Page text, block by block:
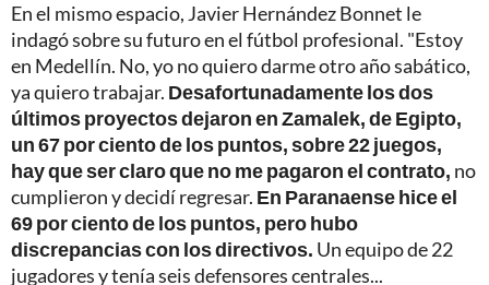
En el mismo espacio, Javier Hernández Bonnet le
indagó sobre su futuro en el fútbol profesional. "Estoy
en Medellín. No, yo no quiero darme otro año sabático,
ya quiero trabajar. Desafortunadamente los dos
últimos proyectos dejaron en Zamalek, de Egipto,
un 67 por ciento de los puntos, sobre 22 juegos,
hay que ser claro que no me pagaron el contrato, no
cumplieron y decidí regresar. En Paranaense hice el
69 por ciento de los puntos, pero hubo
discrepancias con los directivos. Un equipo de 22
jugadores y tenía seis defensores centrales...